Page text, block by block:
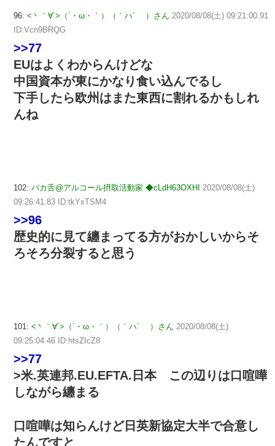
96: <丶｀∀´>（´・ω・｀）（｀ハ´ ）さん 2020/08/08(土) 09:21:00.91
ID:Vcn9BRQG
>>77
EUはよくわからんけどな
中国資本が東にかなり食い込んでるし
下手したら欧州はまた東西に割れるかもしれ
んね
102: バカ舌@アルコール摂取活動家 ◆cLdH63OXHI 2020/08/08(土)
09:26:41.83 ID:tkYxTSM4
>>96
歴史的に見て纏まってる方がおかしいからそ
ろそろ分裂すると思う
101: <丶｀∀´>（´・ω・｀）（｀ハ´ ）さん 2020/08/08(土)
09:25:04.46 ID:htsZIcZ8
>>77
>米.英連邦.EU.EFTA.日本 この辺りは口喧嘩
しながら纏まる
口喧嘩は知らんけど日英新協定大半で合意し
たんですと